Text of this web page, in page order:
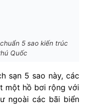
5 sao kiến trúc
Quốc
sạn 5 sao này, các
một hồ bơi rộng với
ngoài các bãi biển